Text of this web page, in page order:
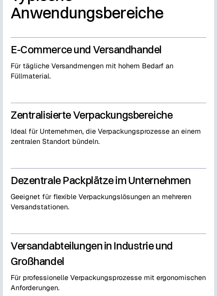
Anwendungsbereiche
E-Commerce und Versandhandel
Für tägliche Versandmengen mit hohem Bedarf an
Füllmaterial.
Zentralisierte Verpackungsbereiche
Ideal für Unternehmen, die Verpackungsprozesse an einem
zentralen Standort bündeln.
Dezentrale Packplätze im Unternehmen
Geeignet für flexible Verpackungslösungen an mehreren
Versandstationen.
Versandabteilungen in Industrie und
Großhandel
Für professionelle Verpackungsprozesse mit ergonomischen
Anforderungen.